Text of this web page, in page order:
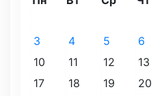
3
4 5 6
10
11 12 13
17
18 19 20